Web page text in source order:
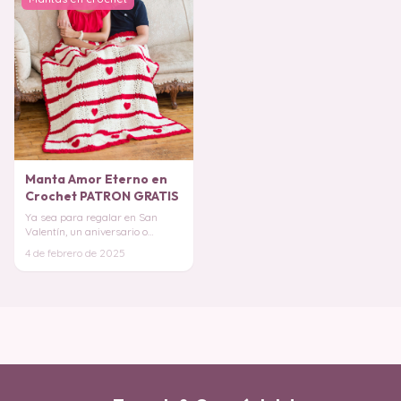
Manta Amor Eterno en
Crochet PATRON GRATIS
Ya sea para regalar en San
Valentín, un aniversario o
hogar con un toque
4 de febrero de 2025